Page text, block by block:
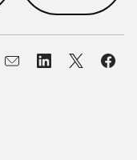
Abrir ventana para
Abrir ventana
Abrir Abrir